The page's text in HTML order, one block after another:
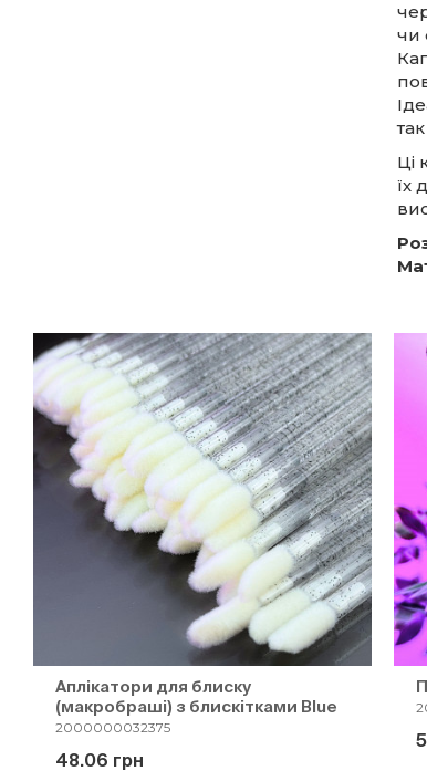
чи
Ці
їх
Аплікатори для блиску
(макробраші) з блискітками Blue
2000000032375
48.06 грн